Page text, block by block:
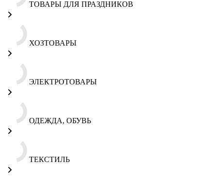
ТОВАРЫ ДЛЯ ПРАЗДНИКОВ
ХОЗТОВАРЫ
ЭЛЕКТРОТОВАРЫ
ОДЕЖДА, ОБУВЬ
ТЕКСТИЛЬ